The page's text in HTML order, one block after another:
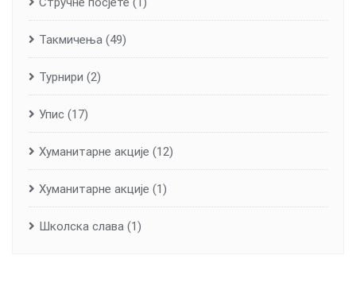
Такмичења (49)
Турнири (2)
Упис (17)
Хуманитарне aкције (12)
Хуманитарне акције (1)
Школска слава (1)